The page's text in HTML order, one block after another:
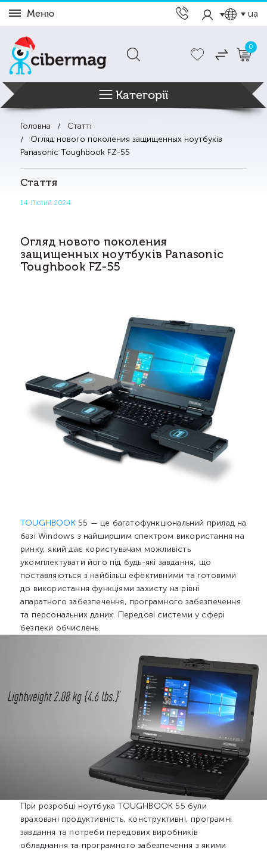
Меню ua
0
Категорії
Головна
Статті
Огляд нового поколения защищенных ноутбуків
Panasonic Toughbook FZ-55
Стаття
14 Лютий 2024
Огляд нового поколения
защищенных ноутбуків Panasonic
Toughbook FZ-55
TOUGHBOOK55 — це багатофункціональний прилад на
базі Windows з найширшим спектром використання на
ринку, який дає користувачам можливість
укомплектувати його під будь-які завдання, що
поставляються з найбільш ефективними та готовими
до використання функціями захисту на рівні
апаратного забезпечення, програмного забезпечення
та персональних даних. Передові системи у сфері
безпеки обчислень.
При розробці ноутбука TOUGHBOOK 55 були
враховані продуктивність, конструктивні, програмні
завдання та потреби передових виробників
обладнання та програмного забезпечення з якими